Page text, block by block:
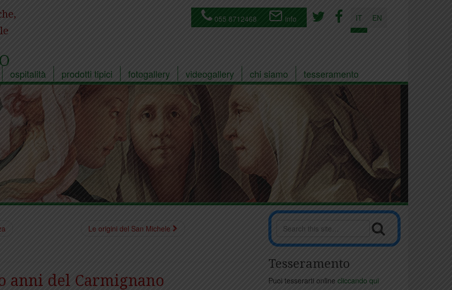
055 8712468 info IT EN
ospitalità prodotti tipici fotogallery videogallery chi siamo tesseramento
Le origini del San Michele
anni del Carmignano
Tesseramento
Puoi tesserarti online cliccando qui